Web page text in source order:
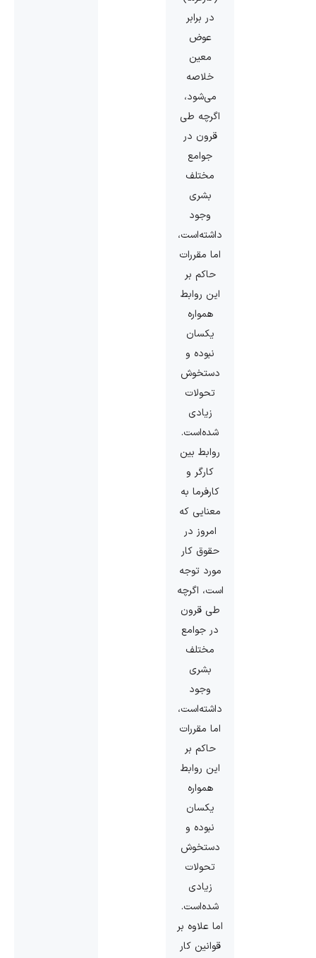
در برابر
عوض
معین
خلاصه
می‌شود،
اگرچه طی
قرون در
جوامع
مختلف
بشری
وجود
داشته‌است،
اما مقررات
حاکم بر
این روابط
همواره
یکسان
نبوده و
دستخوش
تحولات
زیادی
شده‌است.
روابط بین
کارگر و
کارفرما به
معنایی که
امروز در
حقوق کار
مورد توجه
است، اگرچه
طی قرون
در جوامع
مختلف
بشری
وجود
داشته‌است،
اما مقررات
حاکم بر
این روابط
همواره
یکسان
نبوده و
دستخوش
تحولات
زیادی
شده‌است.
اما علاوه بر
قوانین کار